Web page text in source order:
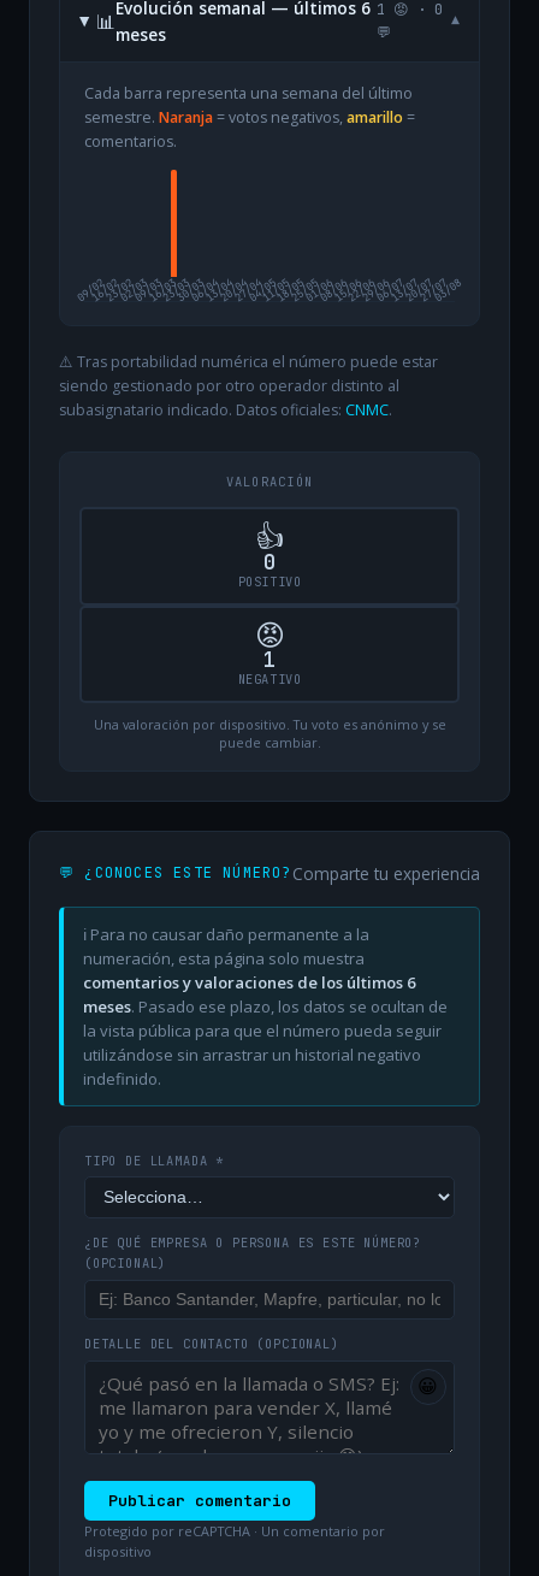
📊
Evolución semanal — últimos 6
meses
1 😡 · 0
💬
▾
Cada barra representa una semana del último
semestre. Naranja= votos negativos, amarillo =
comentarios.
09/02
16/0223/0202/0309/0316/0323/0330/0306/0413/0420/0427/0404/0511/0518/0525/0501/0608/0615/0622/0629/0606/0713/0720/0727/07
03/08
⚠️ Tras portabilidad numérica el número puede estar
siendo gestionado por otro operador distinto al
subasignatario indicado. Datos oficiales: CNMC.
VALORACIÓN
👍
0
POSITIVO
😡
1
NEGATIVO
Una valoración por dispositivo. Tu voto es anónimo y se
puede cambiar.
💬 ¿CONOCES ESTE NÚMERO? Comparte tu experiencia
ℹ️ Para no causar daño permanente a la
numeración, esta página solo muestra
comentarios y valoraciones de los últimos 6
meses. Pasado ese plazo, los datos se ocultan de
la vista pública para que el número pueda seguir
utilizándose sin arrastrar un historial negativo
indefinido.
TIPO DE LLAMADA *
¿DE QUÉ EMPRESA O PERSONA ES ESTE NÚMERO?
(OPCIONAL)
DETALLE DEL CONTACTO (OPCIONAL)
😀
Publicar comentario
Protegido por reCAPTCHA · Un comentario por
dispositivo